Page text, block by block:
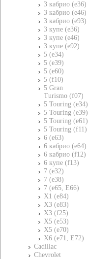
3 кабрио (e36)
3 кабрио (e46)
3 кабрио (e93)
3 купе (e36)
3 купе (e46)
3 купе (e92)
5 (e34)
5 (e39)
5 (e60)
5 (f10)
5 Gran
Turismo (f07)
5 Touring (e34)
5 Touring (e39)
5 Touring (e61)
5 Touring (f11)
6 (e63)
6 кабрио (e64)
6 кабрио (f12)
6 купе (f13)
7 (e32)
7 (e38)
7 (e65, E66)
X1 (e84)
X3 (e83)
X3 (f25)
X5 (e53)
X5 (e70)
X6 (e71, E72)
Cadillac
Chevrolet